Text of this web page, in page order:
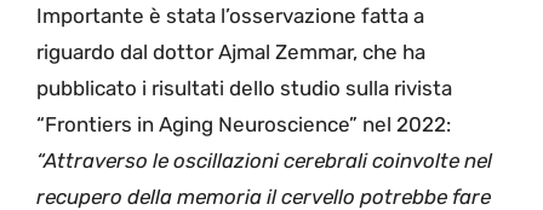
Importante è stata l’osservazione fatta a
riguardo dal dottor Ajmal Zemmar, che ha
pubblicato i risultati dello studio sulla rivista
“Frontiers in Aging Neuroscience” nel 2022:
“Attraverso le oscillazioni cerebrali coinvolte nel
recupero della memoria il cervello potrebbe fare